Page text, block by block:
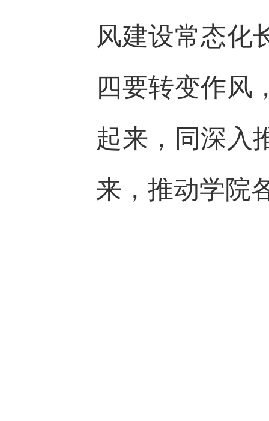
风建设常态化
四要转变作风
起来，同深入
来，推动学院